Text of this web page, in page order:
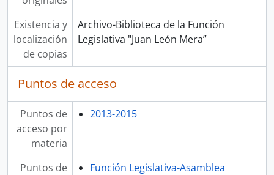
Existencia y
localización
de copias
Archivo-Biblioteca de la Función
Legislativa "Juan León Mera”
Puntos de acceso
Puntos de
acceso por
materia
2013-2015
Puntos de
Función Legislativa-Asamblea